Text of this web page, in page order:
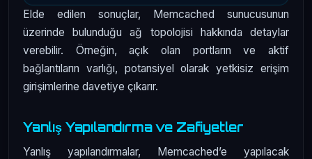
Elde edilen sonuçlar, Memcached sunucusunun
üzerinde bulunduğu ağ topolojisi hakkında detaylar
verebilir. Örneğin, açık olan portların ve aktif
bağlantıların varlığı, potansiyel olarak yetkisiz erişim
girişimlerine davetiye çıkarır.
Yanlış Yapılandırma ve Zafiyetler
Yanlış yapılandırmalar, Memcached’e yapılacak